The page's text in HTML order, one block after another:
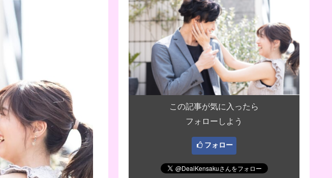
この記事が気に入ったら
フォローしよう
フォロー